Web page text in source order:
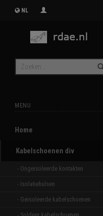
NL
MENU
Home
Kabelschoenen div
- Ongeisoleerde kontakten
- Isolatiehulsen
- Geisoleerde kabelschoenen